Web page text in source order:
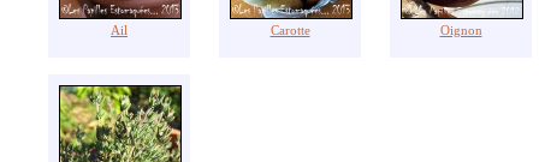
Ail Carotte Oignon